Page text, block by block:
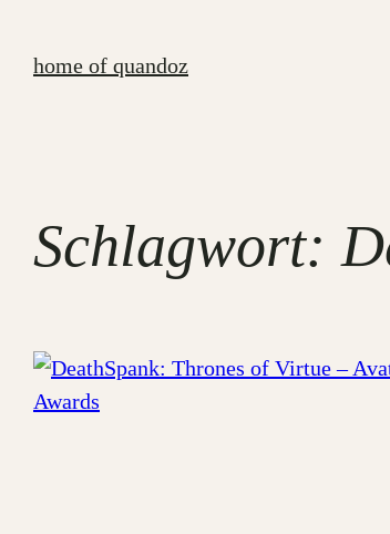
springen
home of quandoz
Schlagwort: